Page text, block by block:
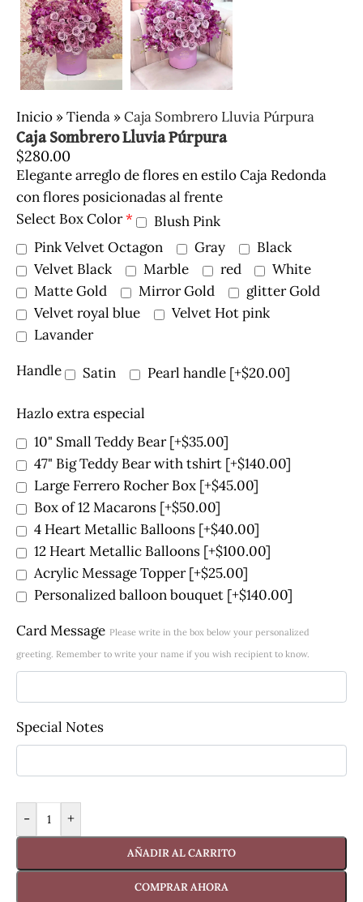
Inicio »Tienda »Caja Sombrero Lluvia Púrpura
Caja Sombrero Lluvia Púrpura
$280.00
Elegante arreglo de flores en estilo Caja Redonda
con flores posicionadas al frente
Select Box Color*
Blush Pink
Pink Velvet Octagon
Gray
Black
Velvet Black
Marble red
White
Matte Gold
Mirror Gold
glitter Gold
Velvet royal blue
Velvet Hot pink
Lavander
Handle
Satin Pearl handle [+$20.00]
Hazlo extra especial
10" Small Teddy Bear[+$35.00]
47" Big Teddy Bear with tshirt [+$140.00]
Large Ferrero Rocher Box [+$45.00]
Box of 12 Macarons [+$50.00]
4 Heart Metallic Balloons [+$40.00]
12 Heart Metallic Balloons [+$100.00]
Acrylic Message Topper[+$25.00]
Personalized balloon bouquet [+$140.00]
Card Message Please write in the box below your personalized
greeting. Remember to write your name if you wish recipient to know.
Special Notes
- +
AÑADIR AL CARRITO
COMPRAR AHORA